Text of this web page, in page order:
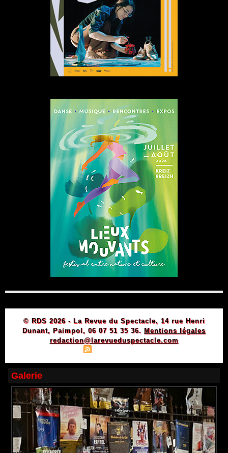
© RDS 2026 - La Revue du Spectacle, 14 rue Henri
Dunant, Paimpol, 06 07 51 35 36. Mentions légales
redaction@larevueduspectacle.com
Galerie